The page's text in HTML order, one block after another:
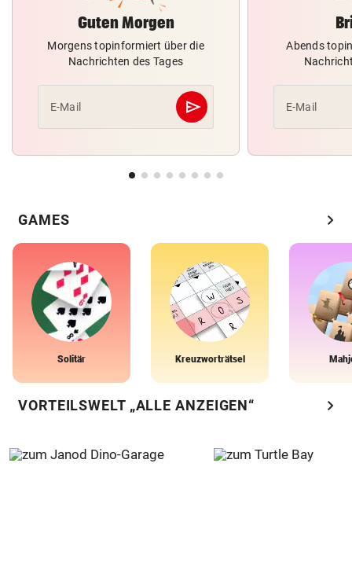
Guten Morgen
Morgens topinformiert über die
Nachrichten des Tages
E-Mail send
Abschicken
Abends
E-Mail
GAMES chevron_right
Solitär Kreuzworträtsel
VORTEILSWELT „ALLE ANZEIGEN“ chevron_right